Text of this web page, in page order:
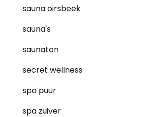
sauna oirsbeek
sauna's
saunaton
secret wellness
spa puur
spa zuiver